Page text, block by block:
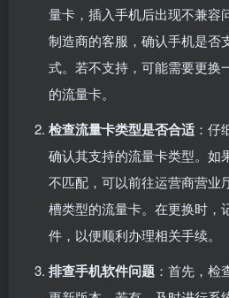
量卡，插入手机后出现不兼容
制造商的客服，确认手机是否
式。若不支持，可能需要更换
的流量卡。
检查流量卡类型是否合适 ：仔
确认其支持的流量卡类型。如
不匹配，可以前往运营商营业
槽类型的流量卡。在更换时，
件，以便顺利办理相关手续。
排查手机软件问题 ：首先，检